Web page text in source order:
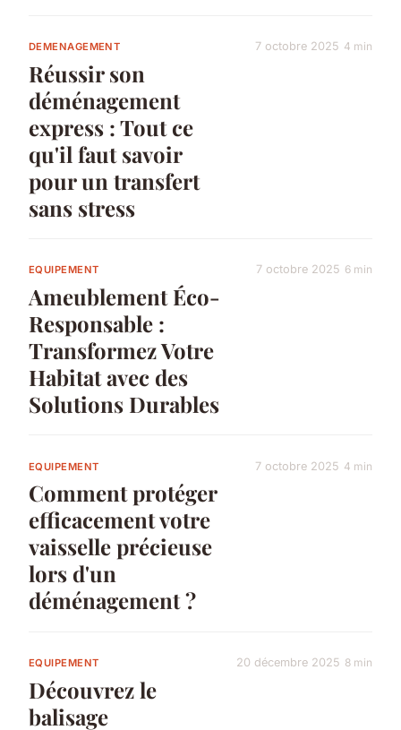
DEMENAGEMENT
Réussir son
déménagement
express : Tout ce
qu'il faut savoir
pour un transfert
sans stress
7 octobre 2025 4 min
EQUIPEMENT
Ameublement Éco-
Responsable :
Transformez Votre
Habitat avec des
Solutions Durables
7 octobre 2025 6 min
EQUIPEMENT
Comment protéger
efficacement votre
vaisselle précieuse
lors d'un
déménagement ?
7 octobre 2025 4 min
EQUIPEMENT
Découvrez le
balisage
20 décembre 2025 8 min